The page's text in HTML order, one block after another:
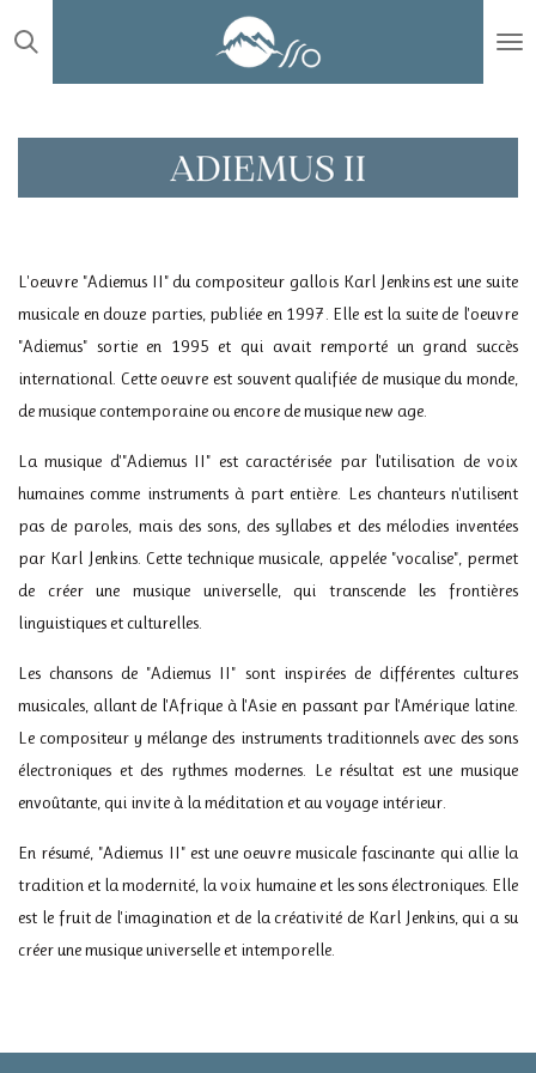
Passer
L'oeuvre "Adiemus II" du compositeur gallois Karl Jenkins est une suite
musicale en douze parties, publiée en 1997. Elle est la suite de l'oeuvre
"Adiemus" sortie en 1995 et qui avait remporté un grand succès
international. Cette oeuvre est souvent qualifiée de musique du monde,
de musique contemporaine ou encore de musique new age.
La musique d'"Adiemus II" est caractérisée par l'utilisation de voix
humaines comme instruments à part entière. Les chanteurs n'utilisent
pas de paroles, mais des sons, des syllabes et des mélodies inventées
par Karl Jenkins. Cette technique musicale, appelée "vocalise", permet
de créer une musique universelle, qui transcende les frontières
linguistiques et culturelles.
Les chansons de "Adiemus II" sont inspirées de différentes cultures
musicales, allant de l'Afrique à l'Asie en passant par l'Amérique latine.
Le compositeur y mélange des instruments traditionnels avec des sons
électroniques et des rythmes modernes. Le résultat est une musique
envoûtante, qui invite à la méditation et au voyage intérieur.
En résumé, "Adiemus II" est une oeuvre musicale fascinante qui allie la
tradition et la modernité, la voix humaine et les sons électroniques. Elle
est le fruit de l'imagination et de la créativité de Karl Jenkins, qui a su
créer une musique universelle et intemporelle.